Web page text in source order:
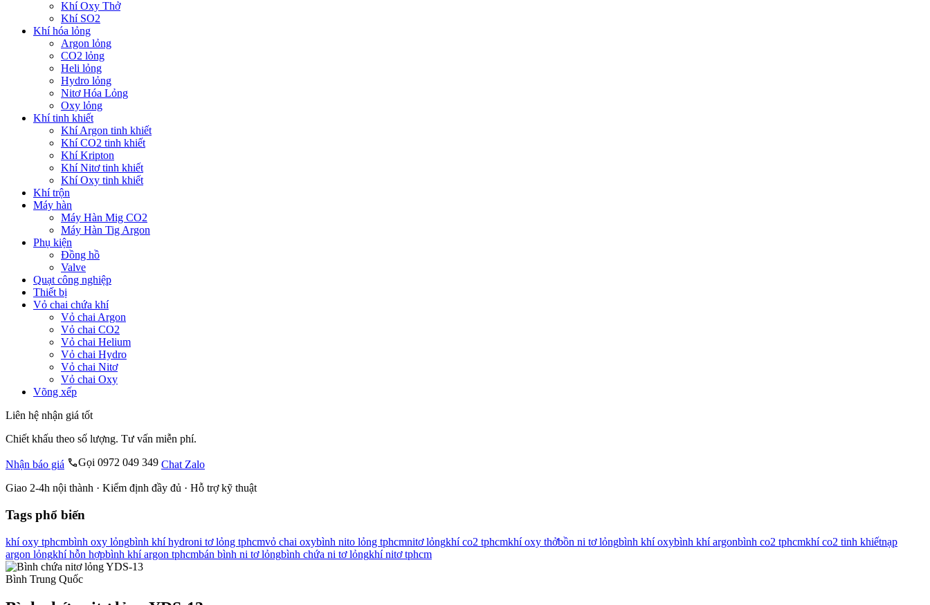
Khí Oxy Thở
Khí SO2
Khí hóa lỏng
Argon lỏng
CO2 lỏng
Heli lỏng
Hydro lỏng
Nitơ Hóa Lỏng
Oxy lỏng
Khí tinh khiết
Khí Argon tinh khiết
Khí CO2 tinh khiết
Khí Kripton
Khí Nitơ tinh khiết
Khí Oxy tinh khiết
Khí trộn
Máy hàn
Máy Hàn Mig CO2
Máy Hàn Tig Argon
Phụ kiện
Đồng hồ
Valve
Quạt công nghiệp
Thiết bị
Vỏ chai chứa khí
Vỏ chai Argon
Vỏ chai CO2
Vỏ chai Helium
Vỏ chai Hydro
Vỏ chai Nitơ
Vỏ chai Oxy
Võng xếp
Liên hệ nhận giá tốt
Chiết khấu theo số lượng. Tư vấn miễn phí.
Nhận báo giá Gọi 0972 049 349 Chat Zalo
Giao 2-4h nội thành · Kiểm định đầy đủ · Hỗ trợ kỹ thuật
Tags phổ biến
khí oxy tphcmbình oxy lỏngbình khí hydroni tơ lỏng tphcmvỏ chai oxybình nito lỏng tphcmnitơ lỏngkhí co2 tphcmkhí oxy thởbồn ni tơ lỏngbình khí oxybình khí argonbình co2 tphcmkhí co2 tinh khiếtnạp
argon lỏngkhí hỗn hợpbình khí argon tphcmbán bình ni tơ lỏngbình chứa ni tơ lỏngkhí nitơ tphcm
Bình Trung Quốc